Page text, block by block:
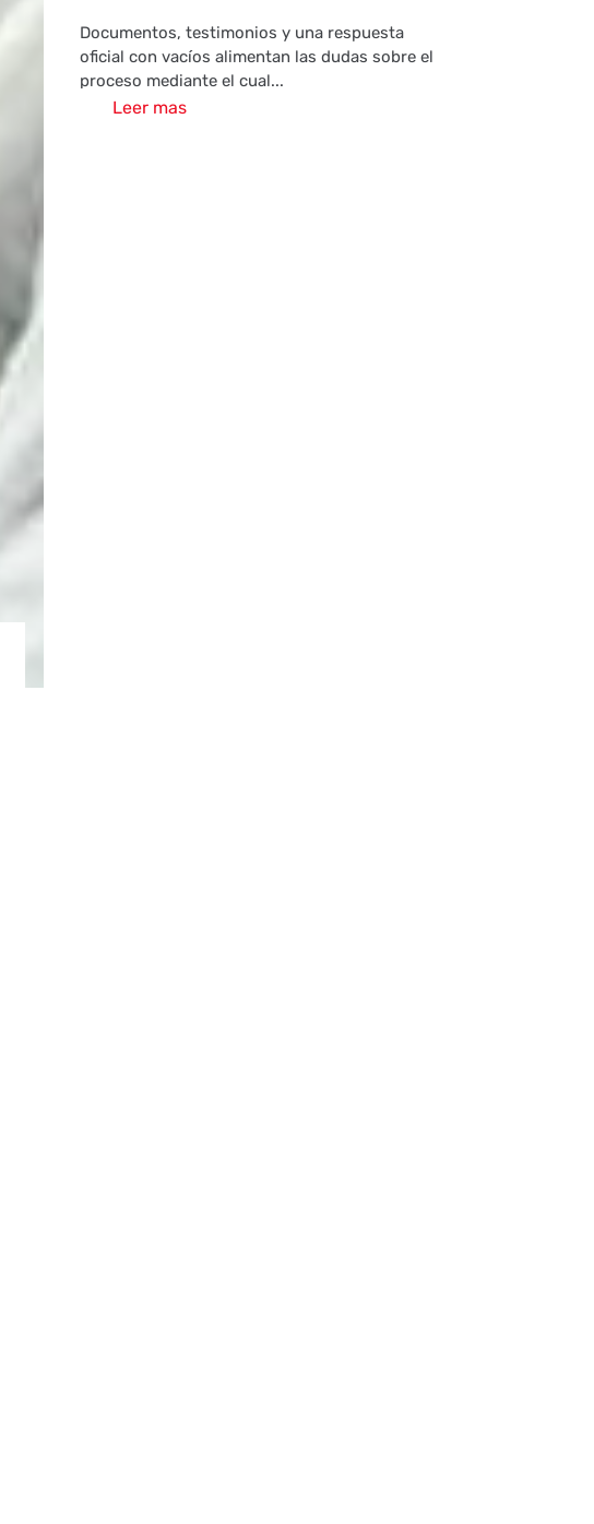
Documentos, testimonios y una respuesta
oficial con vacíos alimentan las dudas sobre el
proceso mediante el cual...
Leer mas